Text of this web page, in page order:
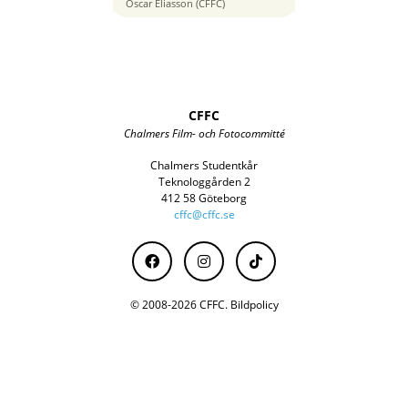
Oscar Eliasson (CFFC)
CFFC
Chalmers Film- och Fotocommitté
Chalmers Studentkår
Teknologgården 2
412 58 Göteborg
cffc@cffc.se
© 2008-2026 CFFC. Bildpolicy